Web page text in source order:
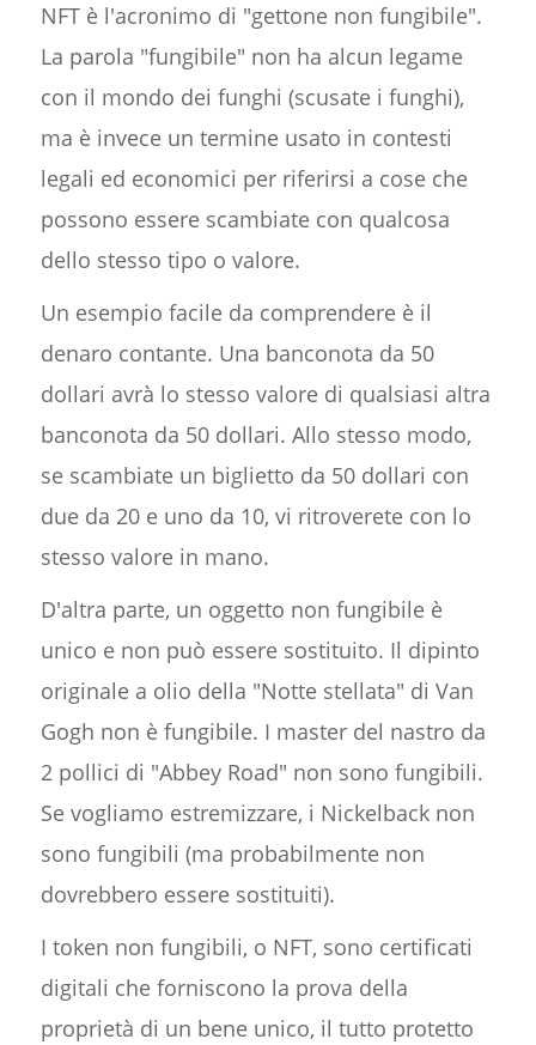
NFT è l'acronimo di "gettone non fungibile".
La parola "fungibile" non ha alcun legame
con il mondo dei funghi (scusate i funghi),
ma è invece un termine usato in contesti
legali ed economici per riferirsi a cose che
possono essere scambiate con qualcosa
dello stesso tipo o valore.
Un esempio facile da comprendere è il
denaro contante. Una banconota da 50
dollari avrà lo stesso valore di qualsiasi altra
banconota da 50 dollari. Allo stesso modo,
se scambiate un biglietto da 50 dollari con
due da 20 e uno da 10, vi ritroverete con lo
stesso valore in mano.
D'altra parte, un oggetto non fungibile è
unico e non può essere sostituito. Il dipinto
originale a olio della "Notte stellata" di Van
Gogh non è fungibile. I master del nastro da
2 pollici di "Abbey Road" non sono fungibili.
Se vogliamo estremizzare, i Nickelback non
sono fungibili (ma probabilmente non
dovrebbero essere sostituiti).
I token non fungibili, o NFT, sono certificati
digitali che forniscono la prova della
proprietà di un bene unico, il tutto protetto